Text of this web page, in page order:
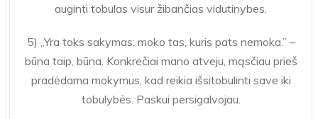
auginti tobulas visur žibančias vidutinybes.
5) „Yra toks sakymas: moko tas, kuris pats nemoka.” –
būna taip, būna. Konkrečiai mano atveju, mąsčiau prieš
pradėdama mokymus, kad reikia išsitobulinti save iki
tobulybės. Paskui persigalvojau.